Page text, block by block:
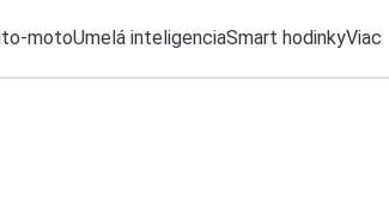
motoUmelá inteligenciaSmart hodinkyViac